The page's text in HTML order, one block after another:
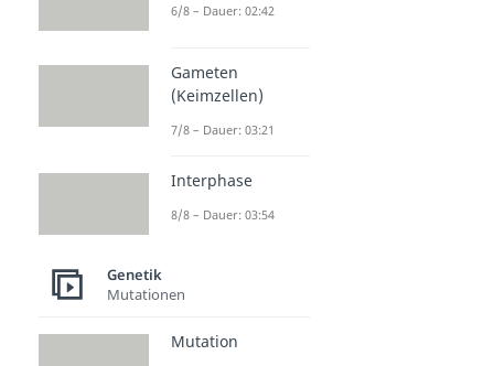
6/8 – Dauer: 02:42
Gameten
(Keimzellen)
7/8 – Dauer: 03:21
Interphase
8/8 – Dauer: 03:54
Genetik
Mutationen
Mutation